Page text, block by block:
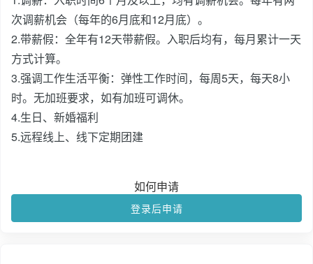
次调薪机会（每年的6月底和12月底）。
2.带薪假：全年有12天带薪假。入职后均有，每月累计一天
方式计算。
3.强调工作生活平衡：弹性工作时间，每周5天，每天8小
时。无加班要求，如有加班可调休。
4.生日、新婚福利
5.远程线上、线下定期团建
如何申请
登录后申请